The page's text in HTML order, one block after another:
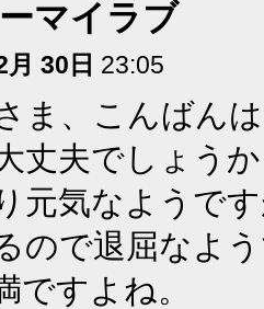
マイラブ
30日 23:05
ま、こんばん
丈夫でしょう
元気なようで
ので退屈なよ
ですよね。